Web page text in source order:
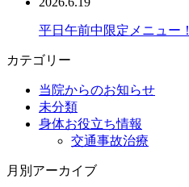
平日午前中限定メニュー！
カテゴリー
当院からのお知らせ
未分類
身体お役立ち情報
交通事故治療
月別アーカイブ